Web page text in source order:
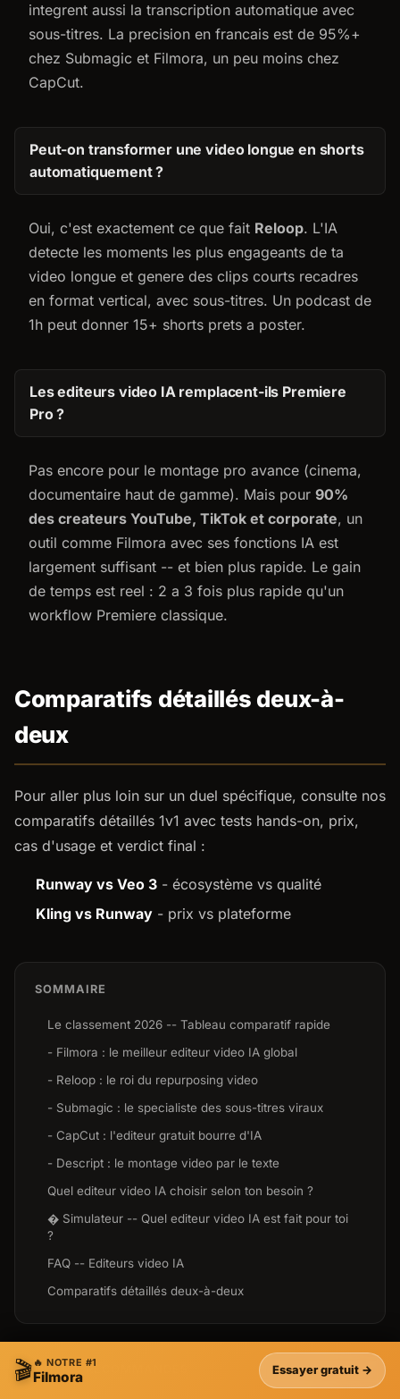
integrent aussi la transcription automatique avec
sous-titres. La precision en francais est de 95%+
chez Submagic et Filmora, un peu moins chez
CapCut.
Peut-on transformer une video longue en shorts
automatiquement ?
Oui, c'est exactement ce que fait Reloop. L'IA
detecte les moments les plus engageants de ta
video longue et genere des clips courts recadres
en format vertical, avec sous-titres. Un podcast de
1h peut donner 15+ shorts prets a poster.
Les editeurs video IA remplacent-ils Premiere
Pro ?
Pas encore pour le montage pro avance (cinema,
documentaire haut de gamme). Mais pour 90%
des createurs YouTube, TikTok et corporate, un
outil comme Filmora avec ses fonctions IA est
largement suffisant -- et bien plus rapide. Le gain
de temps est reel : 2 a 3 fois plus rapide qu'un
workflow Premiere classique.
Comparatifs détaillés deux-à-
deux
Pour aller plus loin sur un duel spécifique, consulte nos
comparatifs détaillés 1v1 avec tests hands-on, prix,
cas d'usage et verdict final :
Runway vs Veo 3 - écosystème vs qualité
Kling vs Runway - prix vs plateforme
SOMMAIRE
Le classement 2026 -- Tableau comparatif rapide
- Filmora : le meilleur editeur video IA global
- Reloop : le roi du repurposing video
- Submagic : le specialiste des sous-titres viraux
- CapCut : l'editeur gratuit bourre d'IA
- Descript : le montage video par le texte
Quel editeur video IA choisir selon ton besoin ?
 Simulateur -- Quel editeur video IA est fait pour toi
?
FAQ -- Editeurs video IA
Comparatifs détaillés deux-à-deux
OUTILS RECOMMANDÉS
🎬 🔥 NOTRE #1
Filmora Essayer gratuit →